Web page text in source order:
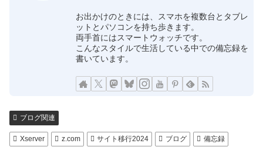
お出かけのときには、スマホを複数台とタブレ
ットとパソコンを持ち歩きます。
両手首にはスマートウォッチです。
こんなスタイルで生活している中での備忘録を
書いています。
ブログ関連
Xserver z.com サイト移行2024 ブログ 備忘録